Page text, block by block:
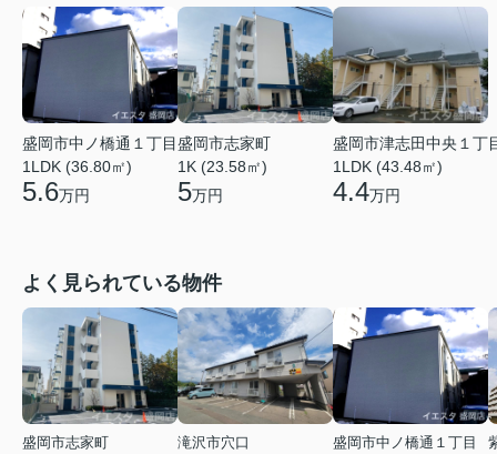
盛岡市中ノ橋通１丁目
1LDK (36.80㎡)
5.6万円
盛岡市志家町
1K (23.58㎡)
5万円
盛岡市津志田中央１丁
1LDK (43.48㎡)
4.4万円
よく見られている物件
盛岡市志家町
滝沢市穴口
盛岡市中ノ橋通１丁目